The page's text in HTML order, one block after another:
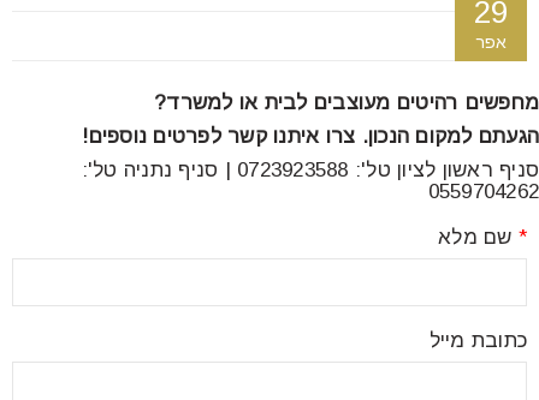
29
אפר
מחפשים רהיטים מעוצבים לבית או למשרד?
הגעתם למקום הנכון. צרו איתנו קשר לפרטים נוספים!
סניף ראשון לציון טל': 0723923588 | סניף נתניה טל':
0559704262
*
כתובת מייל
font_download סמן קישורים
לאפס
כל
cached